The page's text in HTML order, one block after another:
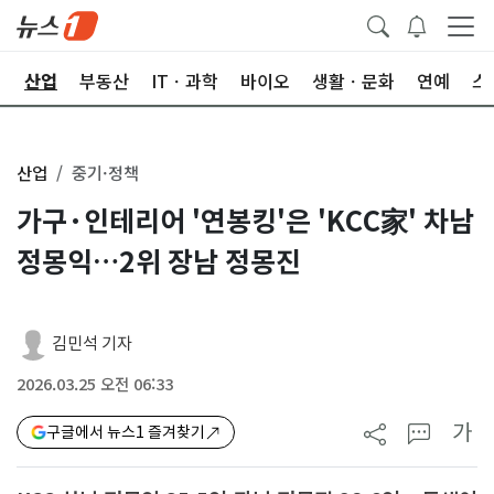
산업 부동산 ITㆍ과학 바이오 생활ㆍ문화 연예 스
산업 중기·정책
가구·인테리어 '연봉킹'은 'KCC家' 차남
정몽익…2위 장남 정몽진
김민석 기자
2026.03.25 오전 06:33
구글에서 뉴스1 즐겨찾기 가